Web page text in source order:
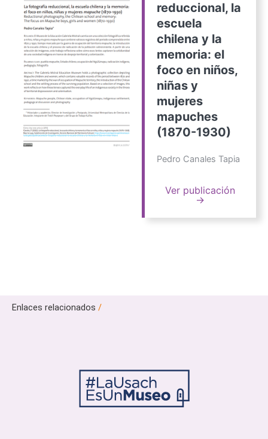
reduccional, la
escuela
chilena y la
memoria: el
foco en niños,
niñas y
mujeres
mapuches
(1870-1930)
Pedro Canales Tapia
Ver publicación
→
Enlaces relacionados /